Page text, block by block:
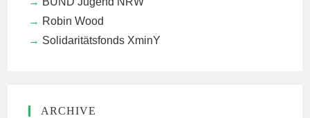
Robin Wood
Solidaritätsfonds XminY
ARCHIVE